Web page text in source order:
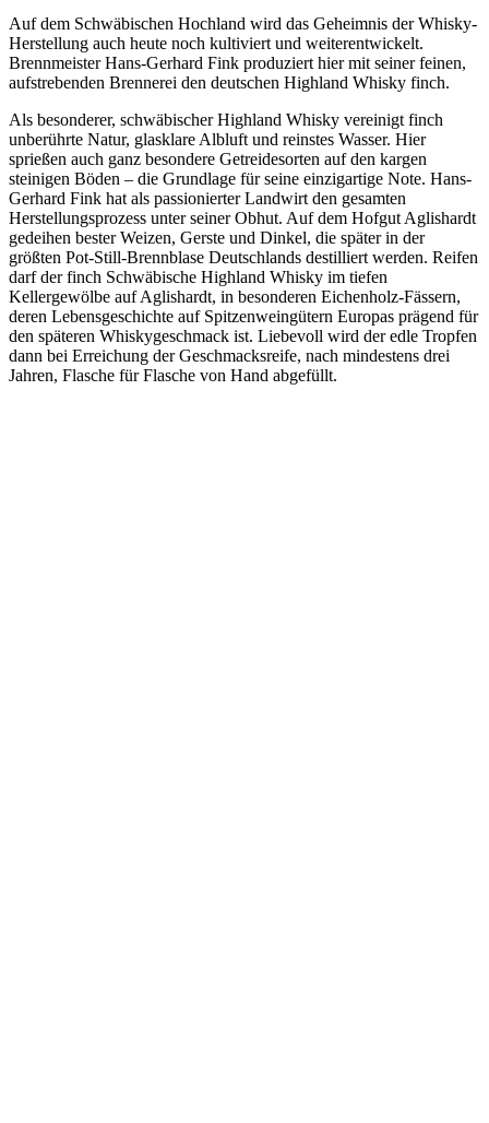
Auf dem Schwäbischen Hochland wird das Geheimnis der Whisky-
Herstellung auch heute noch kultiviert und weiterentwickelt.
Brennmeister Hans-Gerhard Fink produziert hier mit seiner feinen,
aufstrebenden Brennerei den deutschen Highland Whisky finch.
Als besonderer, schwäbischer Highland Whisky vereinigt finch
unberührte Natur, glasklare Albluft und reinstes Wasser. Hier
sprießen auch ganz besondere Getreidesorten auf den kargen
steinigen Böden – die Grundlage für seine einzigartige Note. Hans-
Gerhard Fink hat als passionierter Landwirt den gesamten
Herstellungsprozess unter seiner Obhut. Auf dem Hofgut Aglishardt
gedeihen bester Weizen, Gerste und Dinkel, die später in der
größten Pot-Still-Brennblase Deutschlands destilliert werden. Reifen
darf der finch Schwäbische Highland Whisky im tiefen
Kellergewölbe auf Aglishardt, in besonderen Eichenholz-Fässern,
deren Lebensgeschichte auf Spitzenweingütern Europas prägend für
den späteren Whiskygeschmack ist. Liebevoll wird der edle Tropfen
dann bei Erreichung der Geschmacksreife, nach mindestens drei
Jahren, Flasche für Flasche von Hand abgefüllt.